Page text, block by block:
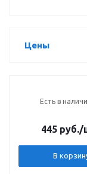
Цены
Есть в
445 руб./
В